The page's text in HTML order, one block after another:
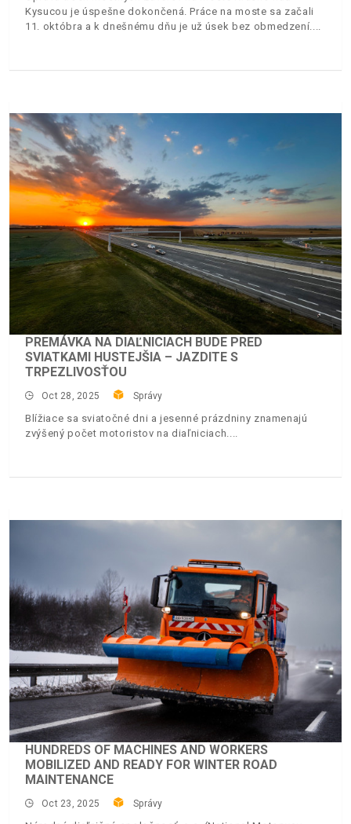
Kysucou je úspešne dokončená. Práce na moste sa začali
11. októbra a k dnešnému dňu je už úsek bez obmedzení.
PREMÁVKA NA DIAĽNICIACH BUDE PRED
SVIATKAMI HUSTEJŠIA – JAZDITE S
TRPEZLIVOSŤOU
Oct 28, 2025 Správy
Blížiace sa sviatočné dni a jesenné prázdniny znamenajú
zvýšený počet motoristov na diaľniciach.
HUNDREDS OF MACHINES AND WORKERS
MOBILIZED AND READY FOR WINTER ROAD
MAINTENANCE
Oct 23, 2025 Správy